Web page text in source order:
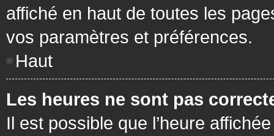
affiché en haut de toutes les
vos paramètres et préférences.
Haut
Les heures ne sont pas
Il est possible que l’heure